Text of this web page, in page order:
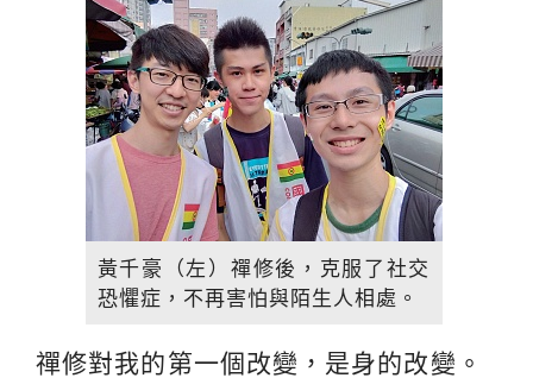
黃千豪（左）禪修後，克服了社交
恐懼症，不再害怕與陌生人相處。
禪修對我的第一個改變，是身的改變。